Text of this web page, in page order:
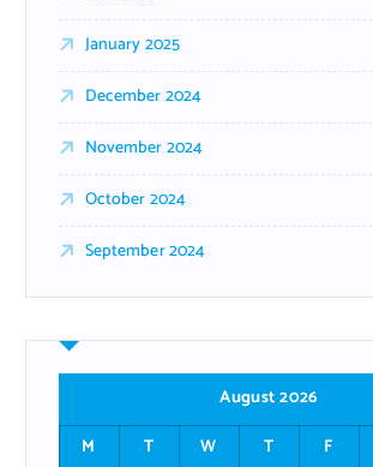
January 2025
December 2024
November 2024
October 2024
September 2024
August 2026
M
T W T F